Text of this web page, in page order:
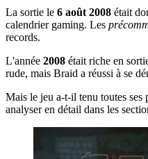
La sortie le 6 août 2008 était
calendrier gaming. Les
records.
L'année 2008 était riche en
rude, mais Braid a réussi à se
Mais le jeu a-t-il tenu toutes ses
analyser en détail dans les